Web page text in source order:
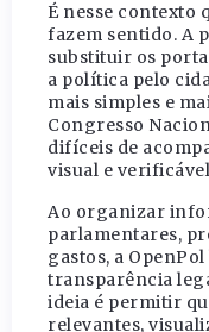
É nesse contexto
fazem sentido. A
substituir os
a política pelo
mais simples e
Congresso
difíceis de
visual e
Ao organizar
parlamentares,
gastos, a
transparência
ideia é permitir
relevantes,